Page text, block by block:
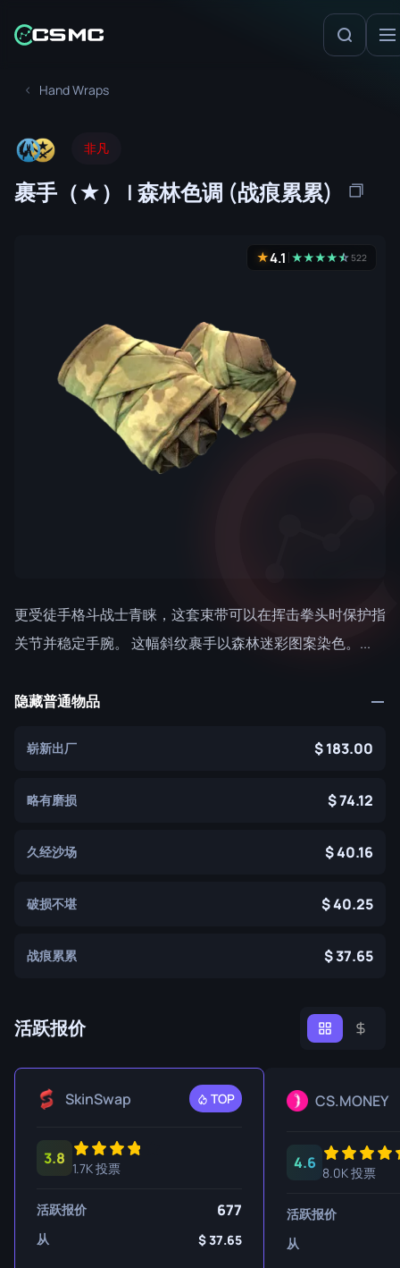
Hand Wraps
非凡
裹手（★） | 森林色调 (战痕累累)
★4.1 ★★★★★
☆522
更受徒手格斗战士青睐，这套束带可以在挥击拳头时保护指
关节并稳定手腕。 这幅斜纹裹手以森林迷彩图案染色。...
隐藏普通物品
崭新出厂 183.00
略有磨损 74.12
久经沙场 40.16
破损不堪 40.25
战痕累累 37.65
活跃报价
SkinSwap TOP
3.8
1.7K 投票
活跃报价 677
从 37.65
CS.MONEY
4.6
8.0K 投票
活跃报价
从